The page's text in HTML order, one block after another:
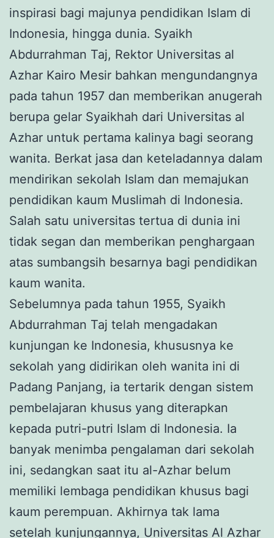
inspirasi bagi majunya pendidikan Islam di
Indonesia, hingga dunia. Syaikh
Abdurrahman Taj, Rektor Universitas al
Azhar Kairo Mesir bahkan mengundangnya
pada tahun 1957 dan memberikan anugerah
berupa gelar Syaikhah dari Universitas al
Azhar untuk pertama kalinya bagi seorang
wanita. Berkat jasa dan keteladannya dalam
mendirikan sekolah Islam dan memajukan
pendidikan kaum Muslimah di Indonesia.
Salah satu universitas tertua di dunia ini
tidak segan dan memberikan penghargaan
atas sumbangsih besarnya bagi pendidikan
kaum wanita.
Sebelumnya pada tahun 1955, Syaikh
Abdurrahman Taj telah mengadakan
kunjungan ke Indonesia, khususnya ke
sekolah yang didirikan oleh wanita ini di
Padang Panjang, ia tertarik dengan sistem
pembelajaran khusus yang diterapkan
kepada putri-putri Islam di Indonesia. Ia
banyak menimba pengalaman dari sekolah
ini, sedangkan saat itu al-Azhar belum
memiliki lembaga pendidikan khusus bagi
kaum perempuan. Akhirnya tak lama
setelah kunjungannya, Universitas Al Azhar